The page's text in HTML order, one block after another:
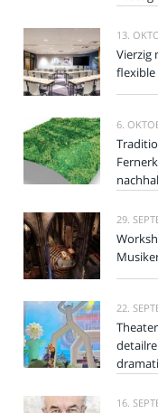
13.
Vierzig
flexible
6.
29.
22.
16.